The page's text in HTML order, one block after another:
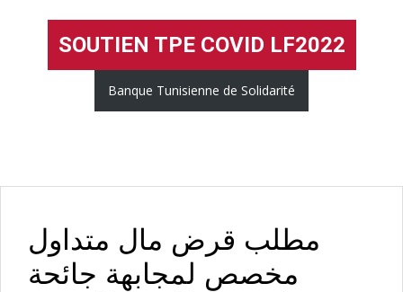
SOUTIEN TPE COVID LF2022
Banque Tunisienne de Solidarité